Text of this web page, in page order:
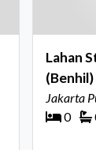
Lahan
Jakarta
0